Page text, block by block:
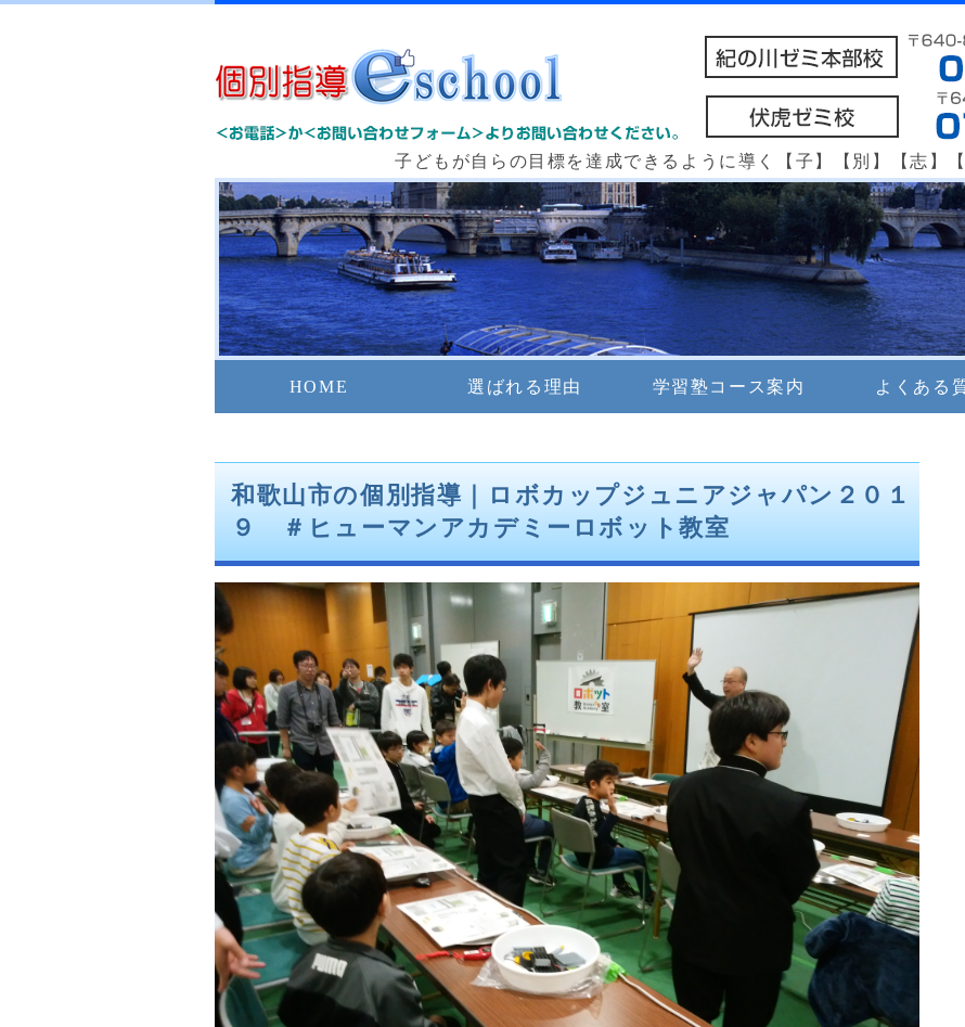
個別指導 e school 紀の川ゼミ本部校・伏
子どもが自らの目標を達成できるように導く【子】【別】【志】
HOME 選ばれる理由 学習塾コース案内 よくある
和歌山市の個別指導｜ロボカップジュニアジャパン２０１
９ ＃ヒューマンアカデミーロボット教室